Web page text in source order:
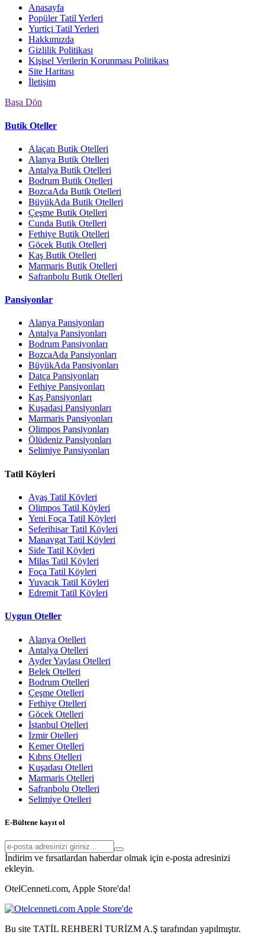
Anasayfa
Popüler Tatil Yerleri
Yurtiçi Tatil Yerleri
Hakkımızda
Gizlilik Politikası
Kişisel Verilerin Korunması Politikası
Site Haritası
İletişim
Başa Dön
Butik Oteller
Alaçatı Butik Otelleri
Alanya Butik Otelleri
Antalya Butik Otelleri
Bodrum Butik Otelleri
BozcaAda Butik Otelleri
BüyükAda Butik Otelleri
Çeşme Butik Otelleri
Cunda Butik Otelleri
Fethiye Butik Otelleri
Göcek Butik Otelleri
Kaş Butik Otelleri
Marmaris Butik Otelleri
Safranbolu Butik Otelleri
Pansiyonlar
Alanya Pansiyonları
Antalya Pansiyonları
Bodrum Pansiyonları
BozcaAda Pansiyonları
BüyükAda Pansiyonları
Datça Pansiyonları
Fethiye Pansiyonları
Kaş Pansiyonları
Kuşadasi Pansiyonları
Marmaris Pansiyonları
Olimpos Pansiyonları
Ölüdeniz Pansiyonları
Selimiye Pansiyonları
Tatil Köyleri
Ayaş Tatil Köyleri
Olimpos Tatil Köyleri
Yeni Foça Tatil Köyleri
Seferihisar Tatil Köyleri
Manavgat Tatil Köyleri
Side Tatil Köyleri
Milas Tatil Köyleri
Foça Tatil Köyleri
Yuvacık Tatil Köyleri
Edremit Tatil Köyleri
Uygun Oteller
Alanya Otelleri
Antalya Otelleri
Ayder Yaylası Otelleri
Belek Otelleri
Bodrum Otelleri
Çeşme Otelleri
Fethiye Otelleri
Göcek Otelleri
İstanbul Otelleri
İzmir Otelleri
Kemer Otelleri
Kıbrıs Otelleri
Kuşadası Otelleri
Marmaris Otelleri
Safranbolu Otelleri
Selimiye Otelleri
E-Bültene kayıt ol
İndirim ve fırsatlardan haberdar olmak için e-posta adresinizi
ekleyin.
OtelCenneti.com, Apple Store'da!
Bu site TATİL REHBERİ TURİZM A.Ş tarafından yapılmıştır.